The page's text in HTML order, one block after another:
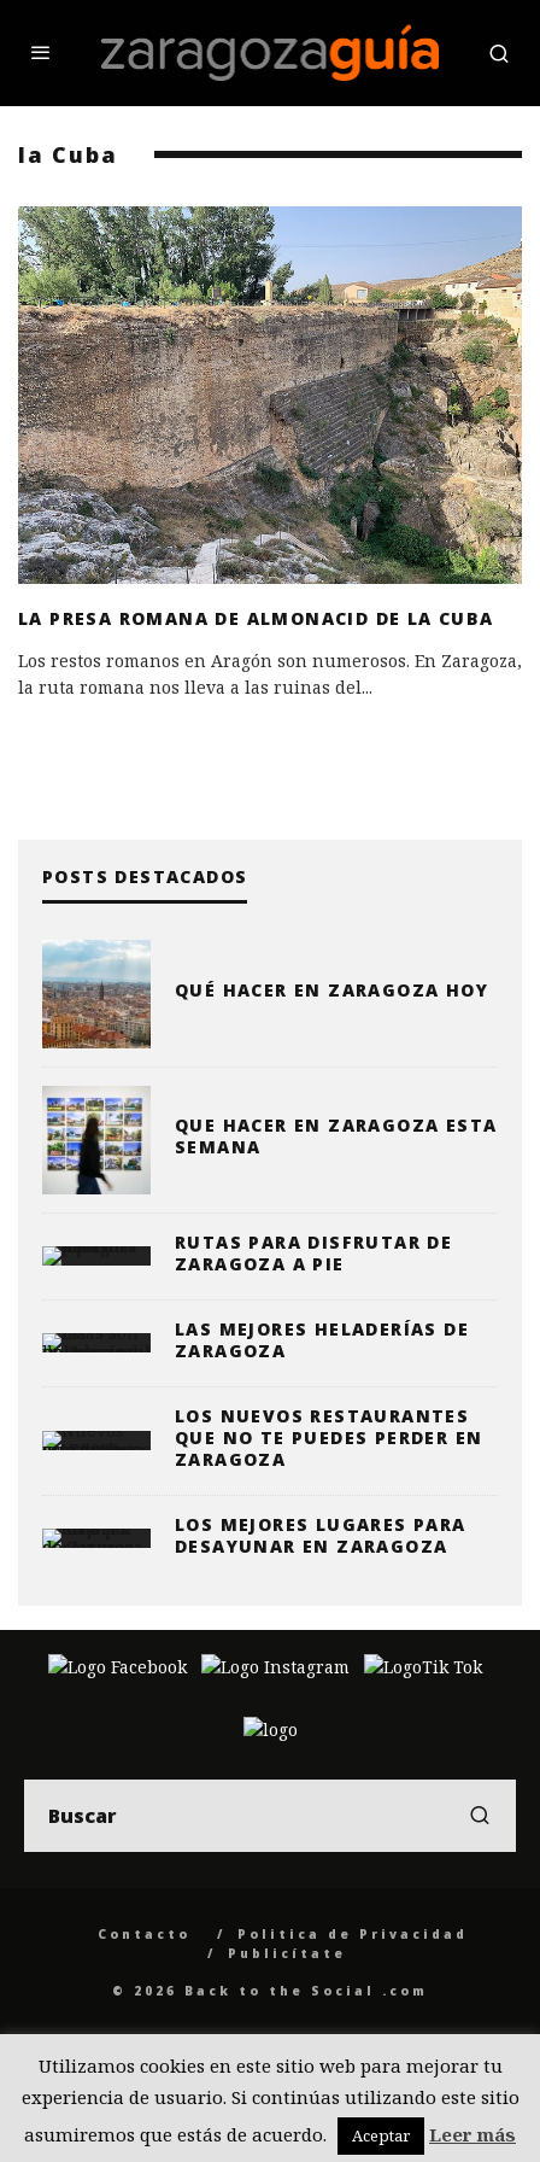
la Cuba
LA PRESA ROMANA DE ALMONACID DE LA CUBA
Los restos romanos en Aragón son numerosos. En Zaragoza,
la ruta romana nos lleva a las ruinas del...
POSTS DESTACADOS
QUÉ HACER EN ZARAGOZA HOY
QUE HACER EN ZARAGOZA ESTA
SEMANA
RUTAS PARA DISFRUTAR DE
ZARAGOZA A PIE
LAS MEJORES HELADERÍAS DE
ZARAGOZA
LOS NUEVOS RESTAURANTES
QUE NO TE PUEDES PERDER EN
ZARAGOZA
LOS MEJORES LUGARES PARA
DESAYUNAR EN ZARAGOZA
Contacto
Politica de Privacidad
Publicítate
© 2026 Back to the Social .com
Utilizamos cookies en este sitio web para mejorar tu
experiencia de usuario. Si continúas utilizando este sitio
asumiremos que estás de acuerdo.
Aceptar Leer más